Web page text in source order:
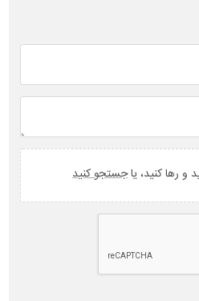
و رها کنید، یاجستجو کنید